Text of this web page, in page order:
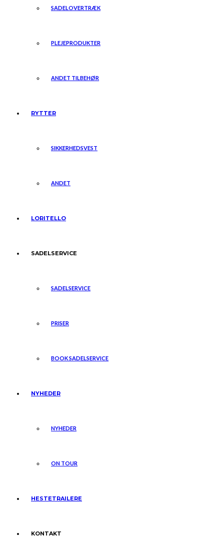
SADELOVERTRÆK
PLEJEPRODUKTER
ANDET TILBEHØR
RYTTER
SIKKERHEDSVEST
ANDET
LORITELLO
SADELSERVICE
SADELSERVICE
PRISER
BOOK SADELSERVICE
NYHEDER
NYHEDER
ON TOUR
HESTETRAILERE
KONTAKT